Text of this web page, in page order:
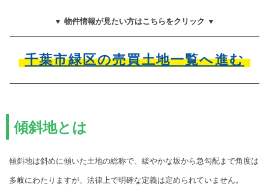
▼ 物件情報が見たい方はこちらをクリック ▼
千葉市緑区の売買土地一覧へ進む
傾斜地とは
傾斜地は斜めに傾いた土地の総称で、緩やかな坂から急勾配まで角度は
多岐にわたりますが、法律上で明確な定義は定められていません。